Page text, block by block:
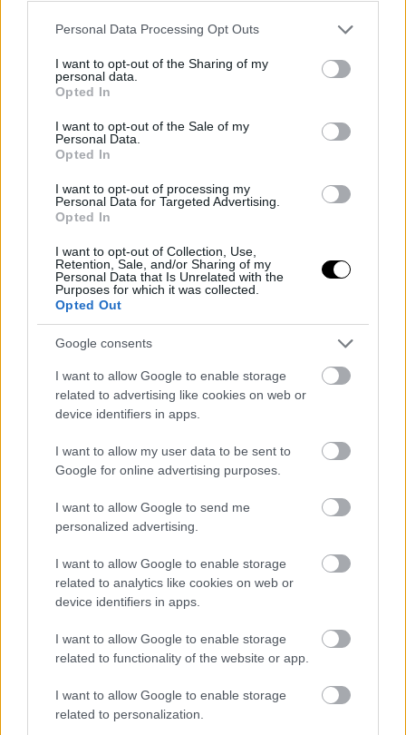
Please note that this website/app uses one or more Google
not limited to your visit or usage behaviour. You may click to
grant or deny consent to Google and its third-party tags to
use your data for below specified purposes in below Google
consent section.
Personal Data Processing Opt Outs
I want to opt-out of the Sharing of my
personal data.
Opted In
I want to opt-out of the Sale of my
Personal Data.
Opted In
I want to opt-out of processing my
Personal Data for Targeted Advertising.
Opted In
I want to opt-out of Collection, Use,
Retention, Sale, and/or Sharing of my
Personal Data that Is Unrelated with the
Purposes for which it was collected.
Opted Out
Google consents
I want to allow Google to enable storage
related to advertising like cookies on web or
device identifiers in apps.
I want to allow my user data to be sent to
Google for online advertising purposes.
I want to allow Google to send me
personalized advertising.
I want to allow Google to enable storage
related to analytics like cookies on web or
device identifiers in apps.
I want to allow Google to enable storage
related to functionality of the website or app.
I want to allow Google to enable storage
related to personalization.
Marvel's Spider-man
PlayStation5: επέκταση
αποθηκευτικού χώρου
ΣΗΜΕΡΑ
Η Microsoft υποστηρίζει σιωπηλά τα
Το κοινό που δεν θέλει να χρησιμοποιήσει τα Windows 11 είναι
Δικτυακά ασφαλές για έναν ακόμη χρόνο
ΣΤΟ ΠΡΟΣΚΗΝΙΟ
Logitech: νέες κάμερες τηλεδιάσκεψης με ΑΙ
σύγχρονες εταιρικές Δικτυακές συσκέψεις